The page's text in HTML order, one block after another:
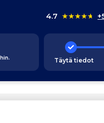
4.7 ★★★★★
Täytä tiedot